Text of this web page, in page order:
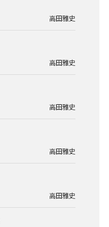
高田雅史
高田雅史
高田雅史
高田雅史
高田雅史